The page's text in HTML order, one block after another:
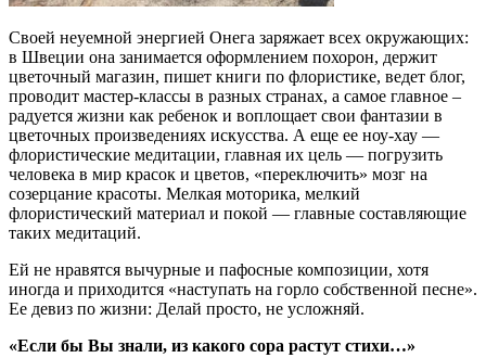
Своей неуемной энергией Онега заряжает всех окружающих:
в Швеции она занимается оформлением похорон, держит
цветочный магазин, пишет книги по флористике, ведет блог,
проводит мастер-классы в разных странах, а самое главное –
радуется жизни как ребенок и воплощает свои фантазии в
цветочных произведениях искусства. А еще ее ноу-хау —
флористические медитации, главная их цель — погрузить
человека в мир красок и цветов, «переключить» мозг на
созерцание красоты. Мелкая моторика, мелкий
флористический материал и покой — главные составляющие
таких медитаций.
Ей не нравятся вычурные и пафосные композиции, хотя
иногда и приходится «наступать на горло собственной песне».
Ее девиз по жизни: Делай просто, не усложняй.
«Если бы Вы знали, из какого сора растут стихи…»